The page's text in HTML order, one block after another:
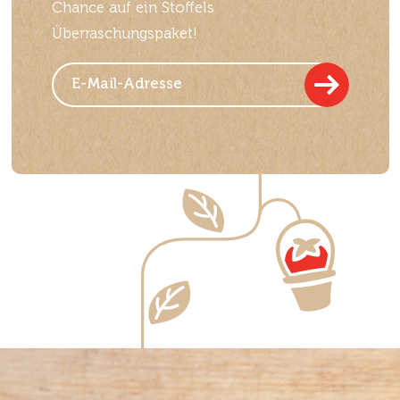
Colruyt Mechelen
Liersesteenweg 351, 2800 Mechelen
Colruyt Merksem
Groenendaallaan 111, 2170 Merksem
Colruyt Merksem
Molenlei 1, 2170 Merksem
Rozenberg 64, 2400 Mol
Colruyt Mortsel
Drabstraat 172, 2640 Mortsel
Chance auf ein Stoffels
Überraschungspaket!